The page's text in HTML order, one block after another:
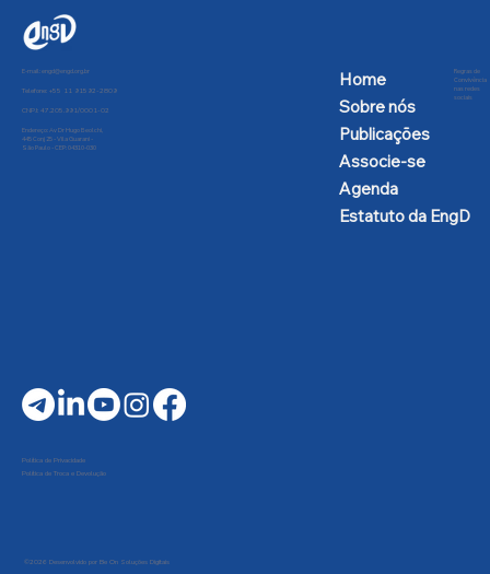
E-mail:engd@engd.org.br
Telefone: +55 11 91592-2809
CNPJ: 47.205.991/0001-02
Endereço: Av Dr Hugo Beolchi,
445 Conj 25 - Vila Guarani -
São Paulo - CEP: 04310-030
Home
Sobre nós
Publicações
Associe-se
Agenda
Estatuto da EngD
Regras de
Convivência
nas redes
sociais
Política de Privacidade
Política de Troca e Devolução
©2026 Desenvolvido por Be On Soluções Digitais